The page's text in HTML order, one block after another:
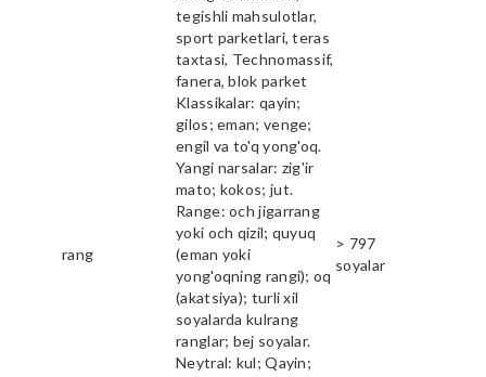
tegishli mahsulotlar,
sport parketlari, teras
taxtasi, Technomassif,
fanera, blok parket
rang
Klassikalar: qayin;
gilos; eman; venge;
engil va to'q yong'oq.
Yangi narsalar: zig'ir
mato; kokos; jut.
Range: och jigarrang
yoki och qizil; quyuq
(eman yoki
yong'oqning rangi); oq
(akatsiya); turli xil
soyalarda kulrang
ranglar; bej soyalar.
Neytral: kul; Qayin;
> 797
soyalar